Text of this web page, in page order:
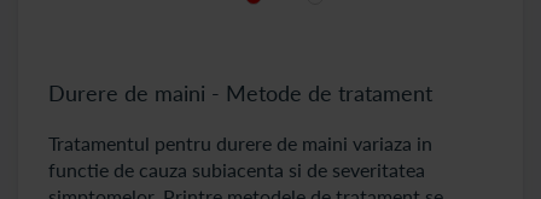
Durere de maini - Metode de tratament
Tratamentul pentru durere de maini variaza in
functie de cauza subiacenta si de severitatea